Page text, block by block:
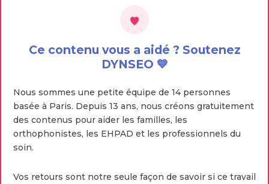
Ce contenu vous a aidé ? Soutenez
DYNSEO 💙
Nous sommes une petite équipe de 14 personnes
basée à Paris. Depuis 13 ans, nous créons gratuitement
des contenus pour aider les familles, les
orthophonistes, les EHPAD et les professionnels du
soin.
Vos retours sont notre seule façon de savoir si ce travail